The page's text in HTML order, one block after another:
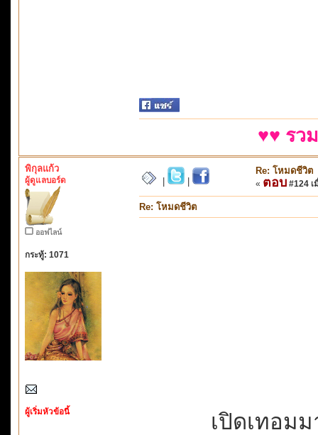
♥♥ รว
พิกุลแก้ว
ผู้ดูแลบอร์ด
ออฟไลน์
กระทู้: 1071
ผู้เริ่มหัวข้อนี้
Re: โหมดชีวิต
« ตอบ #124 เ
Re: โหมดชีวิต
เปิดเทอม